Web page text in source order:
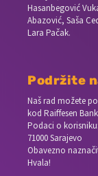
Hasanbegović
Abazović, Saša
Lara Pačak.
Podržite
Naš rad možete
kod Raiffesen
Podaci o
71000 Sarajevo
Obavezno
Hvala!